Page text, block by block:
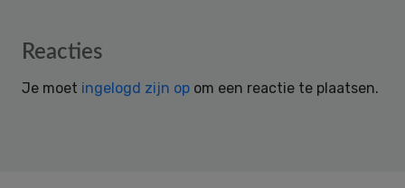
Reader
Reacties
Je moet ingelogd zijn op om een reactie te plaatsen.